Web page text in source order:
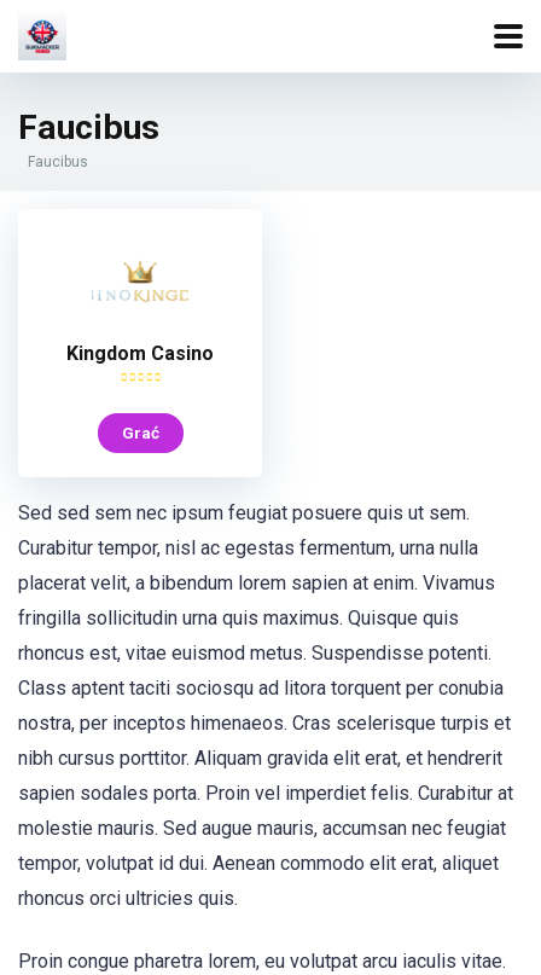
Faucibus
Faucibus
Kingdom Casino
Grać
Sed sed sem nec ipsum feugiat posuere quis ut sem.
Curabitur tempor, nisl ac egestas fermentum, urna nulla
placerat velit, a bibendum lorem sapien at enim. Vivamus
fringilla sollicitudin urna quis maximus. Quisque quis
rhoncus est, vitae euismod metus. Suspendisse potenti.
Class aptent taciti sociosqu ad litora torquent per conubia
nostra, per inceptos himenaeos. Cras scelerisque turpis et
nibh cursus porttitor. Aliquam gravida elit erat, et hendrerit
sapien sodales porta. Proin vel imperdiet felis. Curabitur at
molestie mauris. Sed augue mauris, accumsan nec feugiat
tempor, volutpat id dui. Aenean commodo elit erat, aliquet
rhoncus orci ultricies quis.
Proin congue pharetra lorem, eu volutpat arcu iaculis vitae.